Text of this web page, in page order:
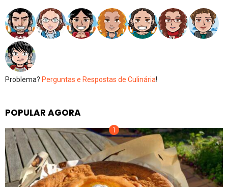
Problema? Perguntas e Respostas de Culinária!
POPULAR AGORA